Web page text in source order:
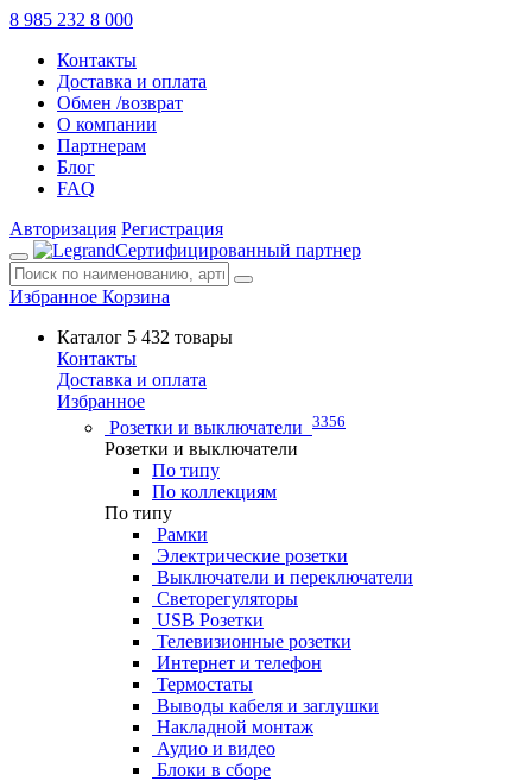
8 985 232 8 000
Контакты
Доставка и оплата
Обмен /возврат
О компании
Партнерам
Блог
FAQ
Авторизация Регистрация
Сертифицированный партнер
Избранное Корзина
Каталог 5 432 товары
Контакты
Доставка и оплата
Избранное
Розетки и выключатели 3356
Розетки и выключатели
По типу
По коллекциям
По типу
Рамки
Электрические розетки
Выключатели и переключатели
Светорегуляторы
USB Розетки
Телевизионные розетки
Интернет и телефон
Термостаты
Выводы кабеля и заглушки
Накладной монтаж
Аудио и видео
Блоки в сборе